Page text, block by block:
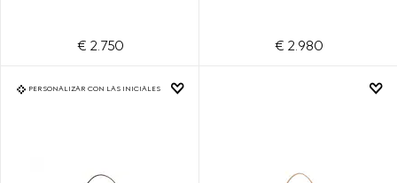
€ 2.750 € 2.980
PERSONALIZAR CON LAS INICIALES